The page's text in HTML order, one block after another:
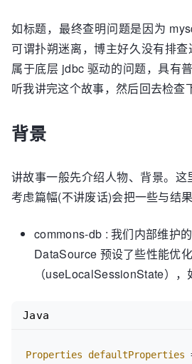
如标题，最终查明问题是因为
可谓扑朔迷离，博主好久没有排
属于底层 jdbc 驱动的问题，具有
听我讲完这个故事，然后回去检
背景
讲故事一般先介绍人物、背景。
考虑篇幅(不讲废话)会把一些与结
commons-db : 我们内部维护
DataSource 预设了些性能优
（useLocalSessionState），
Properties defaultProperties
Java